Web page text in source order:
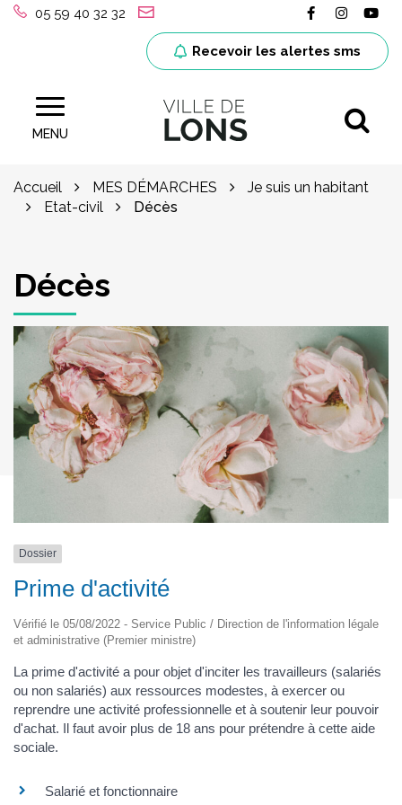
Gestion des traceurs
05 59 40 32 32 Lien vers le
Lien
Recevoir les alertes sms
MENU Site officiel de la ville de Lons (64)
Accueil MES DÉMARCHES
Je suis un habitant
Etat-civil
Décès
Décès
Dossier
Prime d'activité
Vérifié le 05/08/2022 - Service Public / Direction de l'information légale
et administrative (Premier ministre)
La prime d'activité a pour objet d'inciter les travailleurs (salariés
ou non salariés) aux ressources modestes, à exercer ou
reprendre une activité professionnelle et à soutenir leur pouvoir
d'achat. Il faut avoir plus de 18 ans pour prétendre à cette aide
sociale.
Salarié et fonctionnaire